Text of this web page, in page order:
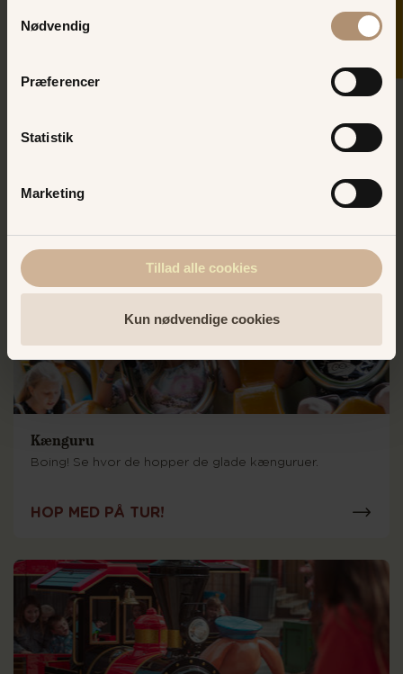
Nødvendig
Præferencer
Statistik
Marketing
Tillad alle cookies
Kun nødvendige cookies
En skør køretur i klovnetempo
Kænguru
Boing! Se hvor de hopper de glade kænguruer.
HOP MED PÅ TUR!